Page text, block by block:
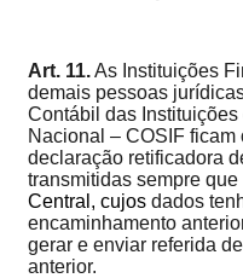
Art. 11.As Instituições
demais pessoas
Contábil das
Nacional – COSIF
declaração retificadora
transmitidas sempre
Central, cujos dados
encaminhamento
gerar e enviar referida
anterior.